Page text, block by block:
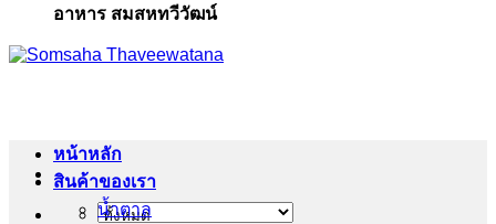
อาหาร สมสหทวีวัฒน์
หน้าหลัก
สินค้าของเรา
น้ำตาล